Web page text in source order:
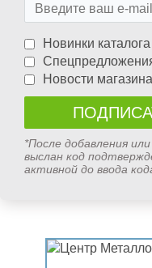
Новинки каталога
Новости магазина
*После добавления
выслан код
активной до ввода